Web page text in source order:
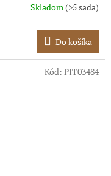
Skladom (>5 sada)
Do košíka
Kód: PIT03484